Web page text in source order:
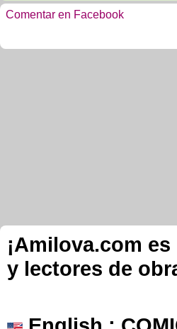
Comentar en Facebook
¡Amilova.com
y lectores de